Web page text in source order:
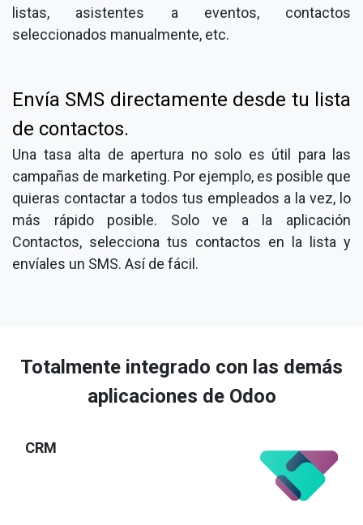
listas, asistentes a eventos, contactos
seleccionados manualmente, etc.
Envía SMS directamente desde tu lista
de contactos.
Una tasa alta de apertura no solo es útil para las
campañas de marketing. Por ejemplo, es posible que
quieras contactar a todos tus empleados a la vez, lo
más rápido posible. Solo ve a la aplicación
Contactos, selecciona tus contactos en la lista y
envíales un SMS. Así de fácil.
Totalmente integrado con las demás
aplicaciones de Odoo
CRM